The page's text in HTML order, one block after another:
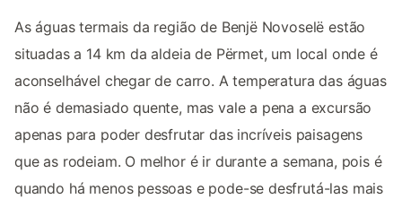
As águas termais da região de Benjë Novoselë estão
situadas a 14 km da aldeia de Përmet, um local onde é
aconselhável chegar de carro. A temperatura das águas
não é demasiado quente, mas vale a pena a excursão
apenas para poder desfrutar das incríveis paisagens
que as rodeiam. O melhor é ir durante a semana, pois é
quando há menos pessoas e pode-se desfrutá-las mais